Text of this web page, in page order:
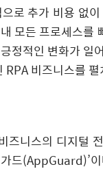
로 추가 비용 없
모든 프로세스
정적인 변화가
비즈니스를
즈니스의 디지털
드(AppGuard)’